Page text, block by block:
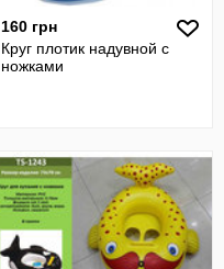
160 грн
Круг плотик надувной с
ножками